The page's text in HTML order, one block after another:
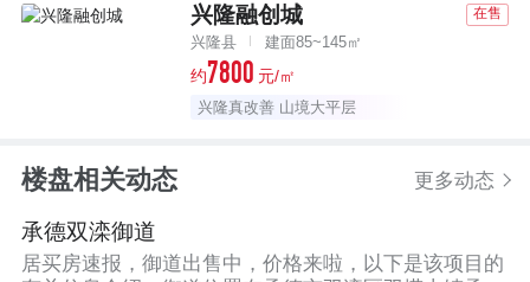
兴隆融创城 在售
兴隆县 建面85~145㎡
约7800 元/㎡
兴隆真改善 山境大平层
楼盘相关动态 更多动态
承德双滦御道
居买房速报，御道出售中，价格来啦，以下是该项目的